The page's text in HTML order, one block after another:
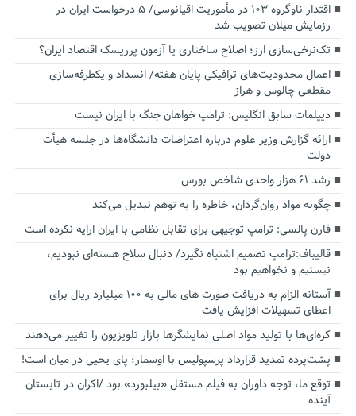
اقتدار ناوگروه ۱۰۳ در مأموریت‌ اقیانوسی/ ۵ درخواست ایران در
رزمایش میلان تصویب شد
تک‌نرخی‌سازی ارز؛ اصلاح ساختاری یا آزمون پرریسک اقتصاد ایران؟
اعمال محدودیت‌های ترافیکی پایان هفته/ انسداد و یکطرفه‌سازی
مقطعی چالوس و هراز
دیپلمات سابق انگلیس:‌ ترامپ خواهان جنگ با ایران نیست
ارائه گزارش وزیر علوم درباره اعتراضات دانشگاه‌ها در جلسه هیأت
دولت
رشد ۶۱ هزار واحدی شاخص بورس
چگونه مواد روان‌گردان، خاطره را به توهم تبدیل می‌کند
فارن پالسی: ترامپ توجیهی برای تقابل نظامی با ایران ارایه نکرده است
قالیباف:ترامپ تصمیم اشتباه نگیرد/ دنبال سلاح هسته‌ای نبودیم،
نیستیم و نخواهیم بود
آستانه الزام به دریافت صورت های مالی به ۱۰۰ میلیارد ریال برای
اعطای تسهیلات افزایش یافت
کره‌ای‌ها با تولید مواد اصلی نمایشگرها بازار تلویزیون را تغییر می‌دهند
پشت‌پرده تمدید قرارداد پرسپولیس با اوسمار؛ پای یحیی در میان است!
توقع ما، توجه داوران به فیلم مستقل «بیلبورد» بود /اکران در تابستان
آینده